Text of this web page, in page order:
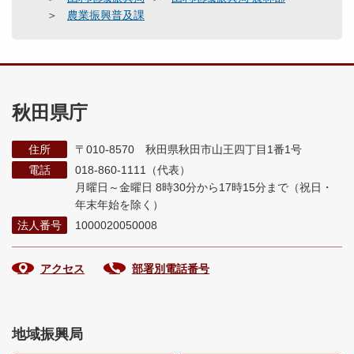
農業振興普及課
秋田県庁
住所
〒010-8570 秋田県秋田市山王四丁目1番1号
電話
018-860-1111（代表）
月曜日～金曜日 8時30分から17時15分まで （祝日・
年末年始を除く）
法人番号
1000020050008
アクセス 部署別電話番号
地域振興局